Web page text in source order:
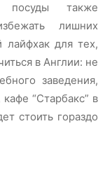
посуды также
лишних
лайфхак для тех,
в Англии: не
заведения,
“Старбакс” в
стоить гораздо